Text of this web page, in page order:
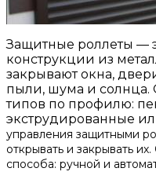
Защитные роллеты —
конструкции из
закрывают окна,
пыли, шума и солнца.
типов по профилю:
экструдированные
управления защитными
открывать и закрывать
способа: ручной и